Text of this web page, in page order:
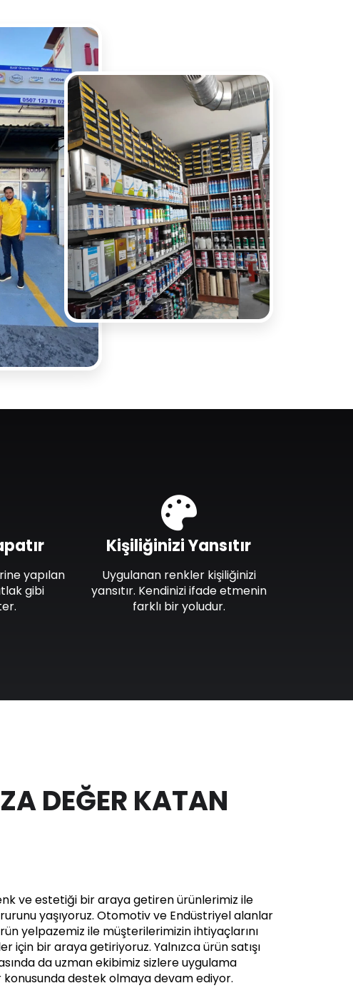
yapılan
gibi
Kişiliğinizi Yansıtır
Uygulanan renkler kişiliğinizi
yansıtır. Kendinizi ifade etmenin
farklı bir yoludur.
DEĞER KATAN
ve estetiği bir araya getiren ürünlerimiz ile
yaşıyoruz. Otomotiv ve Endüstriyel alanlar
yelpazemiz ile müşterilerimizin ihtiyaçlarını
için bir araya getiriyoruz. Yalnızca ürün satışı
da uzman ekibimiz sizlere uygulama
konusunda destek olmaya devam ediyor.